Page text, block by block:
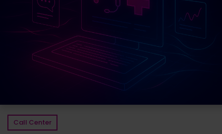
Call Center